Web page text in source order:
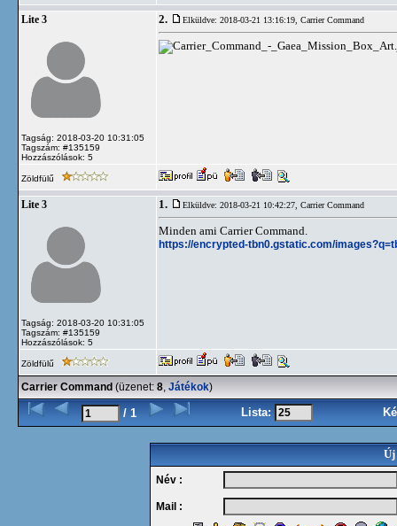
Lite 3
Tagság: 2018-03-20 10:31:05
Tagszám: #135159
Hozzászólások: 5
2. Elküldve: 2018-03-21 13:16:19, Carrier Command
Zöldfülű
Lite 3
Tagság: 2018-03-20 10:31:05
Tagszám: #135159
Hozzászólások: 5
1. Elküldve: 2018-03-21 10:42:27, Carrier Command
Minden ami Carrier Command.
https://encrypted-tbn0.gstatic.com/
Zöldfülű
Carrier Command (üzenet: 8, Játékok)
/ 1 Lista:
Új
Név :
Mail :